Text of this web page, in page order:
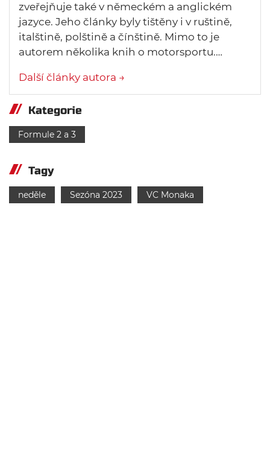
zveřejňuje také v německém a anglickém
jazyce. Jeho články byly tištěny i v ruštině,
italštině, polštině a čínštině. Mimo to je
autorem několika knih o motorsportu.…
Další články autora →
Kategorie
Formule 2 a 3
Tagy
neděle Sezóna 2023 VC Monaka